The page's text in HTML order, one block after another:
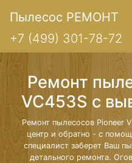
Пылесос РЕМОНТ
+7 (499) 301-78-72
Ремонт
VC453S с
Ремонт пылесосов Pioneer
центр и обратно - с
специалист заберет Ваш
детального ремонта.